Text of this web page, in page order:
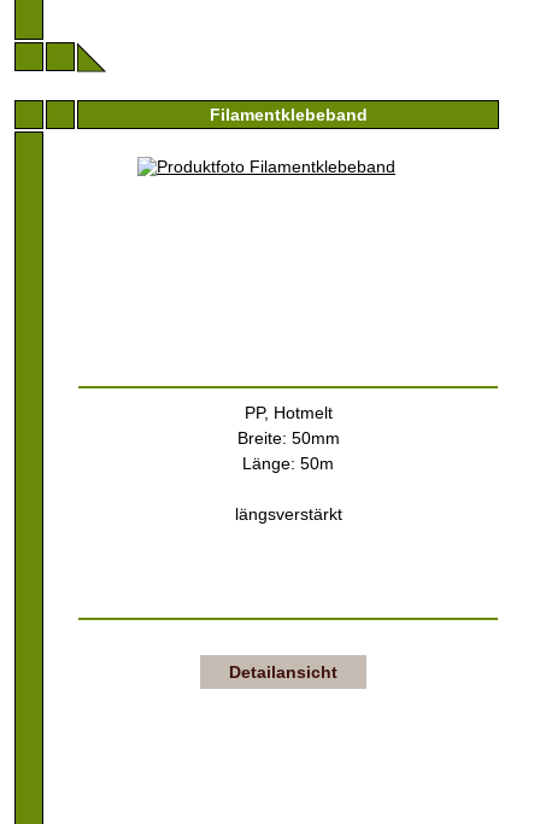
Filamentklebeband
PP, Hotmelt
Breite: 50mm
Länge: 50m
längsverstärkt
Detailansicht